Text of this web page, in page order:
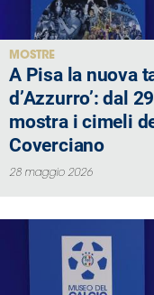
MOSTRE
A Pisa la nuova
d’Azzurro’: dal
mostra i cimeli
Coverciano
28 maggio 2026